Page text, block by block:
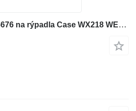
Náprava Case 84266676 na rýpadla Case WX218 WE210B